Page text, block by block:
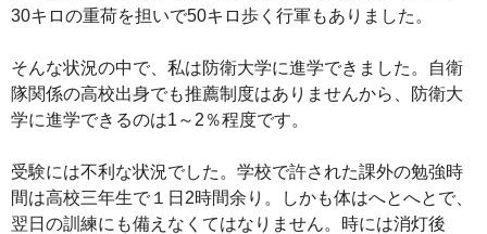
30キロの重荷を担いで50キロ歩く行軍もありました。
そんな状況の中で、私は防衛大学に進学できました。自衛
隊関係の高校出身でも推薦制度はありませんから、防衛大
学に進学できるのは1～2％程度です。
受験には不利な状況でした。学校で許された課外の勉強時
間は高校三年生で１日2時間余り。しかも体はへとへとで、
翌日の訓練にも備えなくてはなりません。時には消灯後